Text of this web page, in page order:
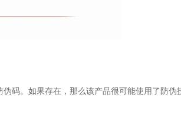
码。如果存在，那么该产品很可能使用了防